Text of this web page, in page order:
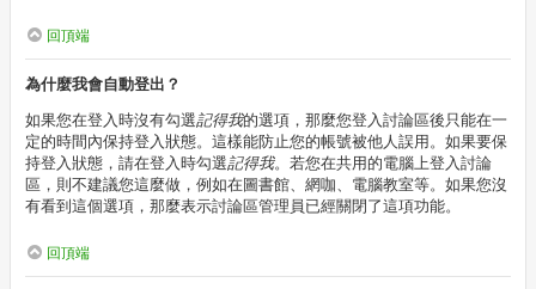
回頂端
為什麼我會自動登出？
如果您在登入時沒有勾選記得我的選項，那麼您登入討論區後只能在一
定的時間內保持登入狀態。這樣能防止您的帳號被他人誤用。如果要保
持登入狀態，請在登入時勾選記得我。若您在共用的電腦上登入討論
區，則不建議您這麼做，例如在圖書館、網咖、電腦教室等。如果您沒
有看到這個選項，那麼表示討論區管理員已經關閉了這項功能。
回頂端